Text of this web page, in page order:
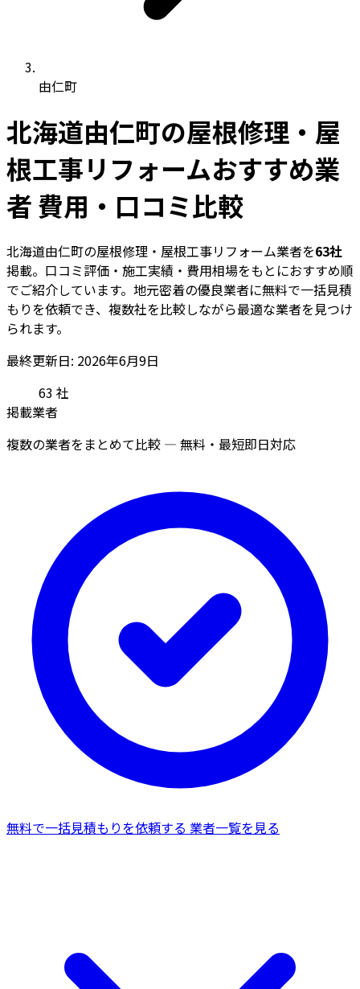
由仁町
北海道由仁町の屋根修理・屋
根工事リフォームおすすめ業
者 費用・口コミ比較
北海道由仁町の屋根修理・屋根工事リフォーム業者を63社
掲載。口コミ評価・施工実績・費用相場をもとにおすすめ順
でご紹介しています。地元密着の優良業者に無料で一括見積
もりを依頼でき、複数社を比較しながら最適な業者を見つけ
られます。
最終更新日: 2026年6月9日
63 社
掲載業者
複数の業者をまとめて比較 — 無料・最短即日対応
無料で一括見積もりを依頼する 業者一覧を見る